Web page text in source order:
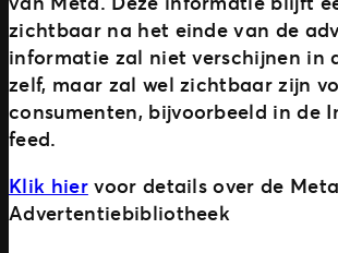
zichtbaar na het einde van de
informatie zal niet verschijnen in
zelf, maar zal wel zichtbaar zijn
consumenten, bijvoorbeeld in de
feed.
Klik hiervoor details over de Meta
Advertentiebibliotheek